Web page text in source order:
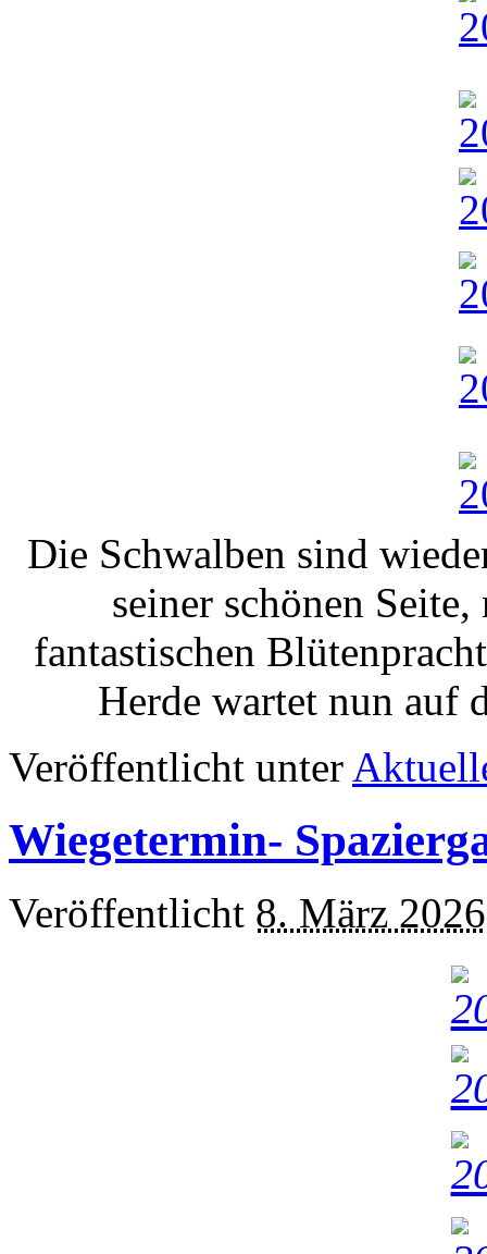
Die Schwalben sind
seiner schönen
fantastischen
Herde wartet nun auf
Veröffentlicht unter
Wiegetermin-
Veröffentlicht 8. März 2026